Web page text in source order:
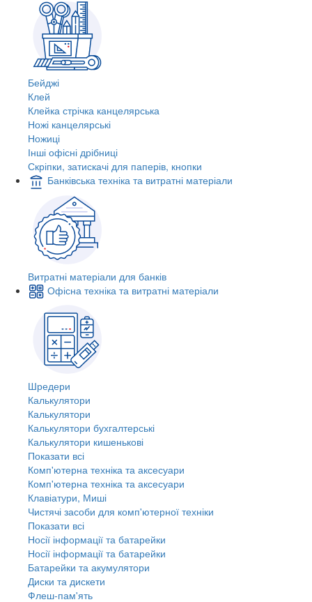
Бейджі
Клей
Клейка стрічка канцелярська
Ножі канцелярські
Ножиці
Інші офісні дрібниці
Скріпки, затискачі для паперів, кнопки
Банківська техніка та витратні матеріали
Витратні матеріали для банків
Офісна техніка та витратні матеріали
Шредери
Калькулятори
Калькулятори
Калькулятори бухгалтерські
Калькулятори кишенькові
Показати всі
Комп'ютерна техніка та аксесуари
Комп'ютерна техніка та аксесуари
Клавіатури, Миші
Чистячі засоби для комп'ютерної техніки
Показати всі
Носії інформації та батарейки
Носії інформації та батарейки
Батарейки та акумулятори
Диски та дискети
Флеш-пам'ять